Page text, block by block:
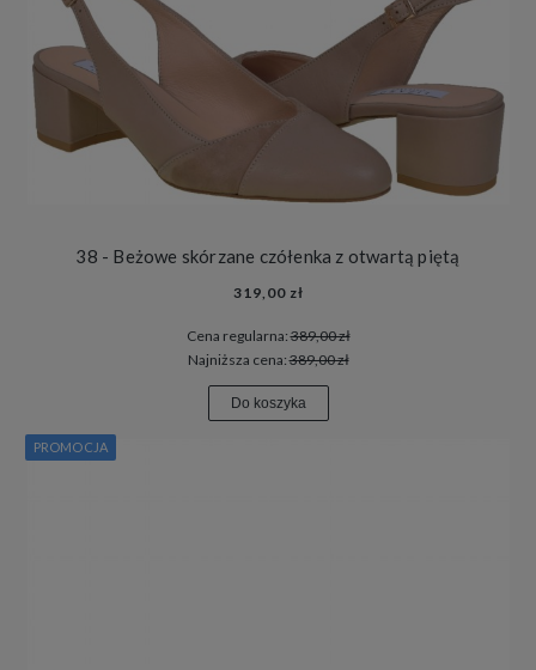
38 - Beżowe skórzane czółenka z otwartą piętą
319,00 zł
Cena regularna:389,00 zł
Najniższa cena:389,00 zł
Do koszyka
PROMOCJA